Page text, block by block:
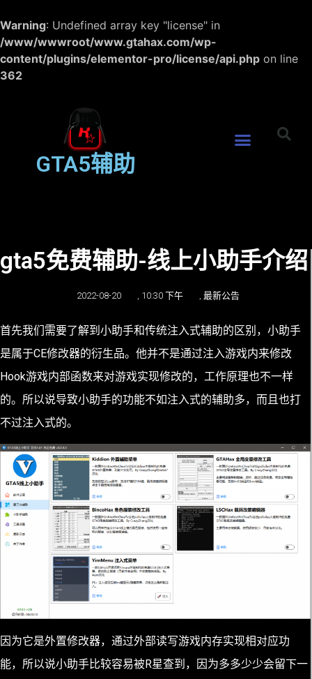
Warning: Undefined array key "license" in
/www/wwwroot/www.gtahax.com/wp-
content/plugins/elementor-pro/license/api.php on line
362
GTA5辅助
gta5免费辅助-线上小助手介绍
2022-08-20 10:30 下午 最新公告
首先我们需要了解到小助手和传统注入式辅助的区别，小助手
是属于CE修改器的衍生品。他并不是通过注入游戏内来修改
Hook游戏内部函数来对游戏实现修改的，工作原理也不一样
的。所以说导致小助手的功能不如注入式的辅助多，而且也打
不过注入式的。
因为它是外置修改器，通过外部读写游戏内存实现相对应功
能，所以说小助手比较容易被R星查到，因为多多少少会留下一